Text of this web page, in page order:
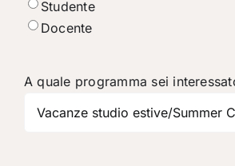
Studente
Docente
A quale programma sei